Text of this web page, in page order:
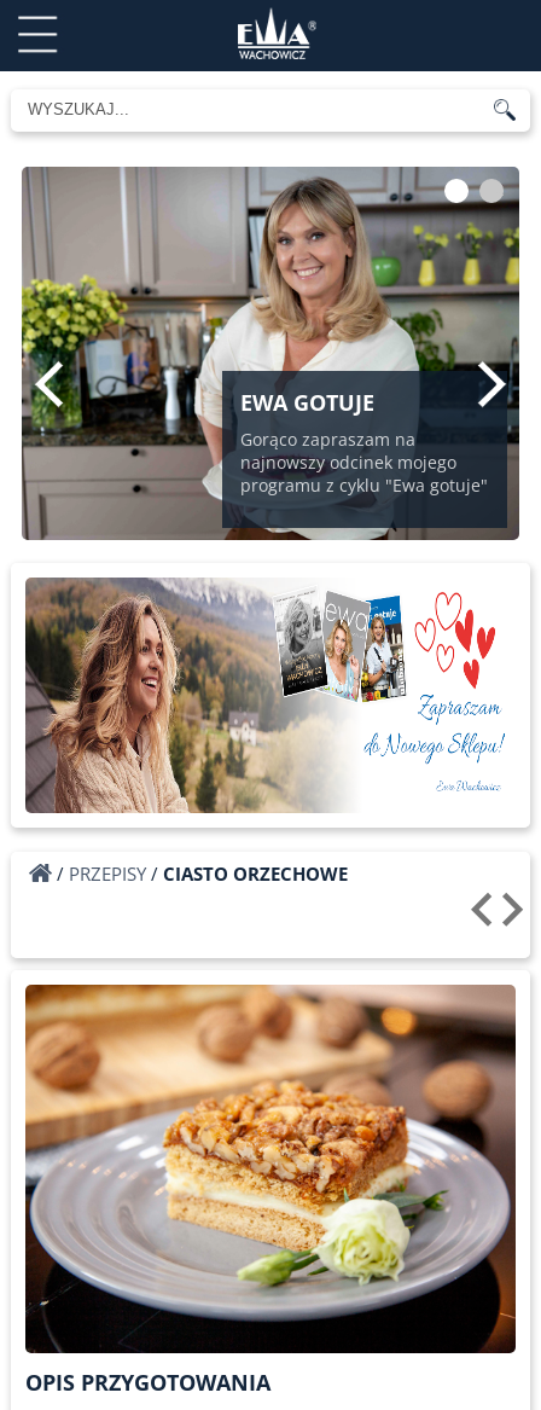
EWA GOTUJE
Gorąco zapraszam na
najnowszy odcinek mojego
programu z cyklu "Ewa gotuje"
1 2
/ PRZEPISY/ CIASTO ORZECHOWE
OPIS PRZYGOTOWANIA